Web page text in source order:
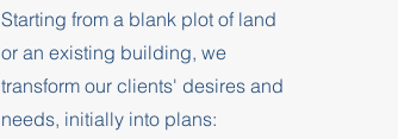
Starting from a blank plot of land
or an existing building, we
transform our clients' desires and
needs, initially into plans: